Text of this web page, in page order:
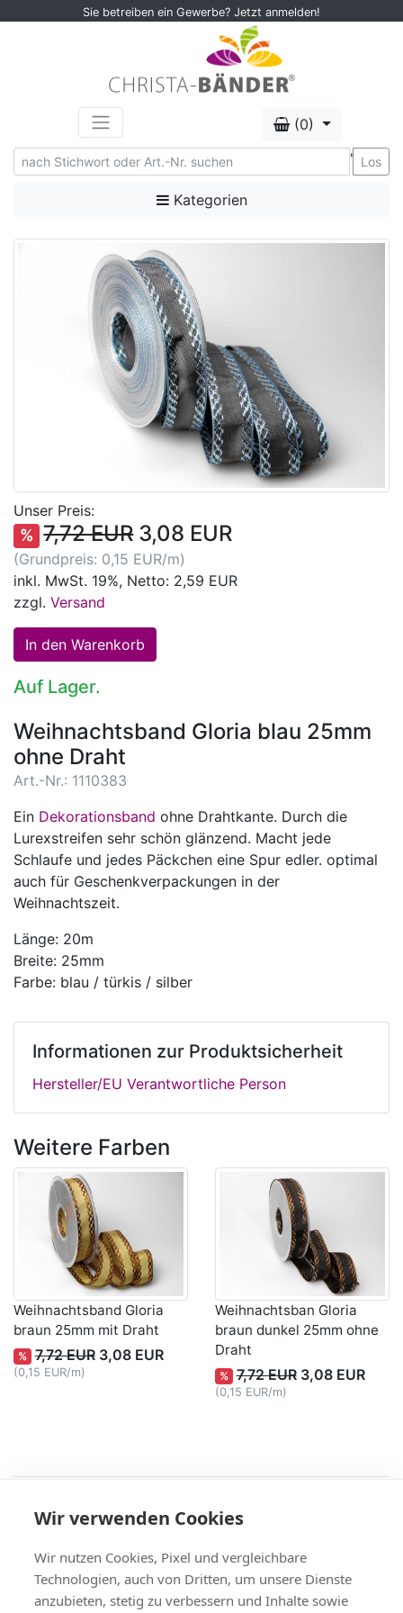
Sie betreiben ein Gewerbe? Jetzt anmelden!
(0)
' Los
Kategorien
Unser Preis:
% 7,72 EUR 3,08 EUR
(Grundpreis: 0,15 EUR/m)
inkl. MwSt. 19%, Netto: 2,59 EUR
zzgl. Versand
Auf Lager.
Weihnachtsband Gloria blau 25mm
ohne Draht
Art.-Nr.: 1110383
Ein Dekorationsband ohne Drahtkante. Durch die
Lurexstreifen sehr schön glänzend. Macht jede
Schlaufe und jedes Päckchen eine Spur edler. optimal
auch für Geschenkverpackungen in der
Weihnachtszeit.
Länge: 20m
Breite: 25mm
Farbe: blau / türkis / silber
Informationen zur Produktsicherheit
Hersteller/EU Verantwortliche Person
Weitere Farben
Weihnachtsband Gloria
braun 25mm mit Draht
% 7,72 EUR 3,08 EUR
(0,15 EUR/m)
Weihnachtsban Gloria
braun dunkel 25mm ohne
Draht
% 7,72 EUR 3,08 EUR
(0,15 EUR/m)
AGB
| Widerruf & -formular | Datenschutz
Versand & Zahlung,Kontakt,Fax-Bestellschein
+49 (0)8704/9281-95, Fax: -96
Wir verwenden Cookies
Wir nutzen Cookies, Pixel und vergleichbare
Technologien, auch von Dritten, um unsere Dienste
anzubieten, stetig zu verbessern und Inhalte sowie